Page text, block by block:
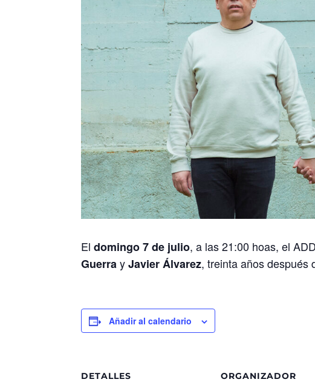
Eldomingo 7 de julio, a las 21:00 hoas, el
GuerrayJavier Álvarez, treinta años después
Añadir al calendario
DETALLES ORGANIZADOR